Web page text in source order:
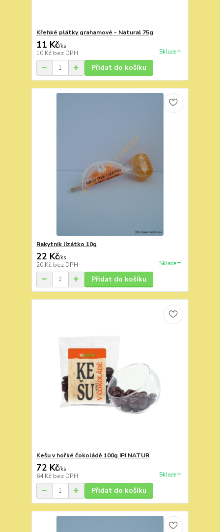
Křehké plátky grahamové - Natural 75g
11 Kč/ks
10 Kč bez DPH Skladem
Přidat do košíku
Rakytník lízátko 10g
22 Kč/ks
20 Kč bez DPH Skladem
Přidat do košíku
Kešu v hořké čokoládě 100g IPJ NATUR
72 Kč/ks
64 Kč bez DPH Skladem
Přidat do košíku